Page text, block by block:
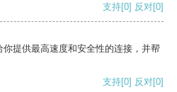
支持[0] 反对[0]
提供最高速度和安全性的连接，并帮
支持[0] 反对[0]